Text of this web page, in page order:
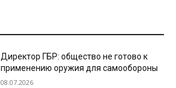
Директор ГБР: общество не готово к
применению оружия для самообороны
08.07.2026